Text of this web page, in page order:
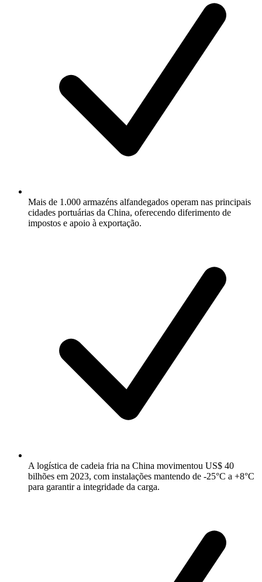
Mais de 1.000 armazéns alfandegados operam nas principais
cidades portuárias da China, oferecendo diferimento de
impostos e apoio à exportação.
A logística de cadeia fria na China movimentou US$ 40
bilhões em 2023, com instalações mantendo de -25°C a +8°C
para garantir a integridade da carga.